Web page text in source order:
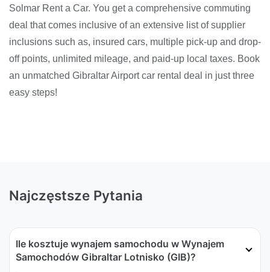
Solmar Rent a Car. You get a comprehensive commuting
deal that comes inclusive of an extensive list of supplier
inclusions such as, insured cars, multiple pick-up and drop-
off points, unlimited mileage, and paid-up local taxes. Book
an unmatched Gibraltar Airport car rental deal in just three
easy steps!
Najczęstsze Pytania
Ile kosztuje wynajem samochodu w Wynajem
Samochodów Gibraltar Lotnisko (GIB)?